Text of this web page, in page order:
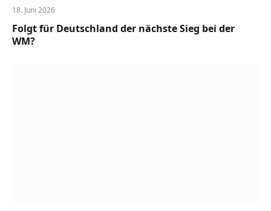
18. Juni 2026
Folgt für Deutschland der nächste Sieg bei der
WM?